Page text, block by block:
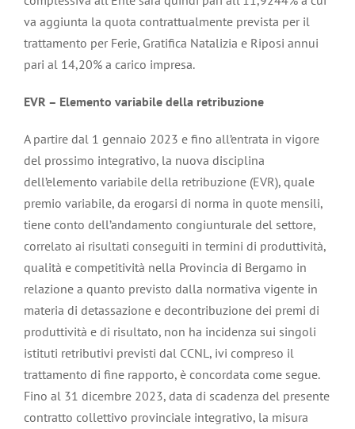
va aggiunta la quota contrattualmente prevista per il
trattamento per Ferie, Gratifica Natalizia e Riposi annui
pari al 14,20% a carico impresa.
EVR – Elemento variabile della retribuzione
A partire dal 1 gennaio 2023 e fino all’entrata in vigore
del prossimo integrativo, la nuova disciplina
dell’elemento variabile della retribuzione (EVR), quale
premio variabile, da erogarsi di norma in quote mensili,
tiene conto dell’andamento congiunturale del settore,
correlato ai risultati conseguiti in termini di produttività,
qualità e competitività nella Provincia di Bergamo in
relazione a quanto previsto dalla normativa vigente in
materia di detassazione e decontribuzione dei premi di
produttività e di risultato, non ha incidenza sui singoli
istituti retributivi previsti dal CCNL, ivi compreso il
trattamento di fine rapporto, è concordata come segue.
Fino al 31 dicembre 2023, data di scadenza del presente
contratto collettivo provinciale integrativo, la misura